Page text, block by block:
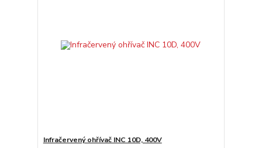
Infračervený ohřívač INC 10D, 400V